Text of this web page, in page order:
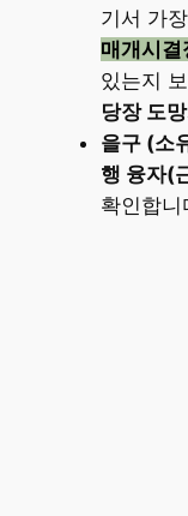
기서 가
매개시결
있는지
당장 도
을구 (소
행 융자(
확인합니